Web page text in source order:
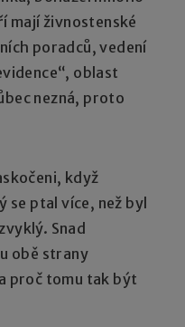
mají živnostenské
poradců, vedení
oblast
nezná, proto
když
se ptal více, než byl
Snad
obě strany
proč tomu tak být